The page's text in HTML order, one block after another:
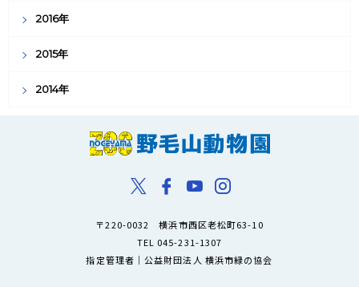
2016年
2015年
2014年
〒220-0032 横浜市西区老松町63-10
TEL 045-231-1307
指定管理者｜公益財団法人 横浜市緑の協会